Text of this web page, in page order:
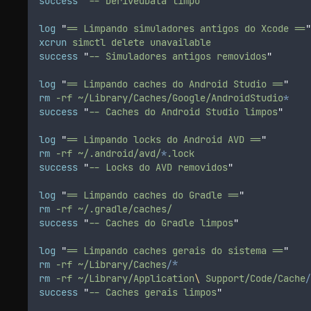
log "== Limpando simuladores antigos do Xcode =="
xcrun simctl delete unavailable
success "-- Simuladores antigos removidos"
log "== Limpando caches do Android Studio =="
rm -rf ~/Library/Caches/Google/AndroidStudio*
success "-- Caches do Android Studio limpos"
log "== Limpando locks do Android AVD =="
rm -rf ~/.android/avd/*.lock
success "-- Locks do AVD removidos"
log "== Limpando caches do Gradle =="
rm -rf ~/.gradle/caches/
success "-- Caches do Gradle limpos"
log "== Limpando caches gerais do sistema =="
rm -rf ~/Library/Caches/*
rm -rf ~/Library/Application\ Support/Code/Cache/
success "-- Caches gerais limpos"